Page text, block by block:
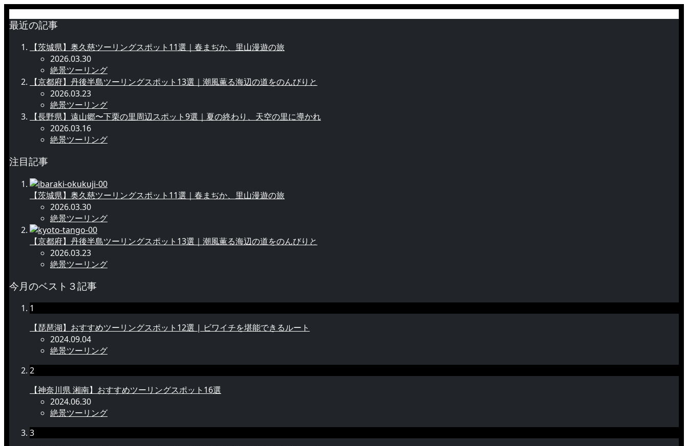
最近の記事
【茨城県】奥久慈ツーリングスポット11選｜春まぢか、里山漫遊の旅
2026.03.30
絶景ツーリング
【京都府】丹後半島ツーリングスポット13選｜潮風薫る海辺の道をのんびりと
2026.03.23
絶景ツーリング
【長野県】遠山郷〜下栗の里周辺スポット9選｜夏の終わり、天空の里に導かれ
2026.03.16
絶景ツーリング
注目記事
【茨城県】奥久慈ツーリングスポット11選｜春まぢか、里山漫遊の旅
2026.03.30
絶景ツーリング
【京都府】丹後半島ツーリングスポット13選｜潮風薫る海辺の道をのんびりと
2026.03.23
絶景ツーリング
今月のベスト３記事
1
【琵琶湖】おすすめツーリングスポット12選 | ビワイチを堪能できるルート
2024.09.04
絶景ツーリング
2
【神奈川県 湘南】おすすめツーリングスポット16選
2024.06.30
絶景ツーリング
3